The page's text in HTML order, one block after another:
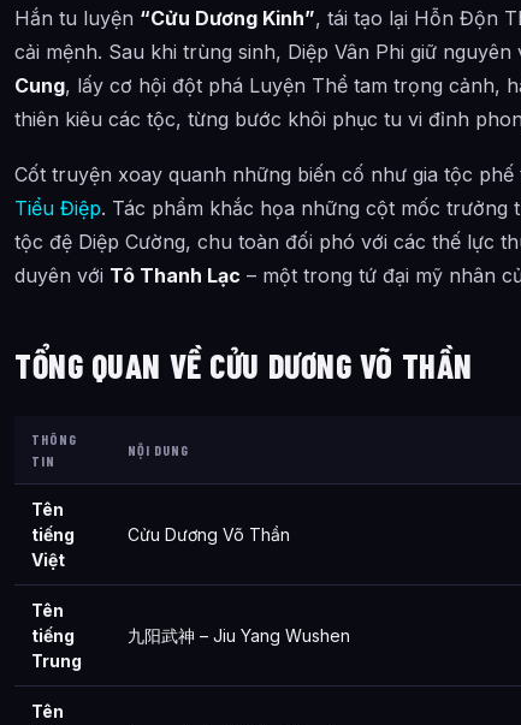
Hình Ảnh về Cửu Dương Võ Thần
Bài Viết Liên Quan
Câu Hỏi Thường Gặp
Cảnh giới tu luyện của Cửu Dương Võ Thần như thế nào?
Cửu Dương Võ Thần xuất hiện trong tác phẩm nào?
Các mối quan hệ quan trọng của Cửu Dương Võ Thần là
Hắn tu luyện “Cửu Dương Kinh”, tái tạo lại Hỗn Độn
cải mệnh. Sau khi trùng sinh, Diệp Vân Phi giữ
Cung, lấy cơ hội đột phá Luyện Thể tam trọng cảnh,
thiên kiêu các tộc, từng bước khôi phục tu vi đỉnh
Cốt truyện xoay quanh những biến cố như gia tộc
Tiểu Điệp. Tác phẩm khắc họa những cột mốc
tộc đệ Diệp Cường, chu toàn đối phó với các thế lực
duyên với Tô Thanh Lạc – một trong tứ đại mỹ nhân
TỔNG QUAN VỀ CỬU DƯƠNG VÕ THẦN
THÔNG
TIN
NỘI DUNG
Tên
tiếng
Việt
Cửu Dương Võ Thần
Tên
tiếng
Trung
九阳武神 – Jiu Yang Wushen
Tên